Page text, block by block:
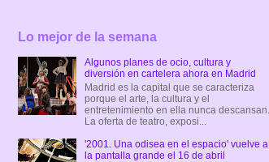
Lo mejor de la semana
Algunos planes de ocio, cultura y
diversión en cartelera ahora en Madrid
Madrid es la capital que se caracteriza
porque el arte, la cultura y el
entretenimiento en ella nunca descansan.
La oferta de teatro, exposi...
'2001. Una odisea en el espacio' vuelve a
la pantalla grande el 16 de abril